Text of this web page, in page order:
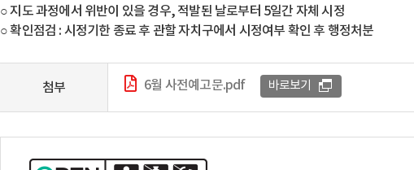
○ 지도 과정에서 위반이 있을 경우, 적발된 날로부터 5일간 자체 시정
○ 확인점검 : 시정기한 종료 후 관할 자치구에서 시정여부 확인 후 행정처분
첨부 6월 사전예고문.pdf 바로보기